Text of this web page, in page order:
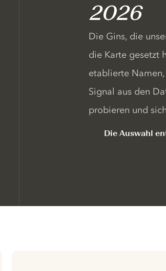
2026
Die Gins, die
die Karte gesetzt
etablierte
Signal aus den
probieren und
Die Auswahl